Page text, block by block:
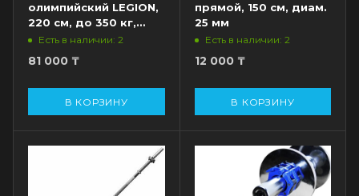
олимпийский LEGION,
220 см, до 350 кг,
диам. 50 мм
Есть в наличии: 2
81 000 ₸
В КОРЗИНУ
прямой, 150 см, диам.
25 мм
Есть в наличии: 2
12 000₸
В КОРЗИНУ